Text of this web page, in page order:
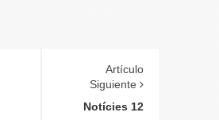
Artículo
Siguiente
Notícies 12